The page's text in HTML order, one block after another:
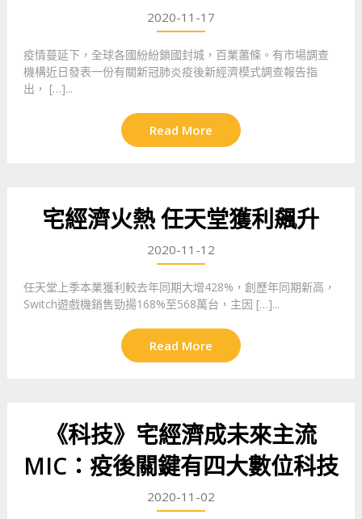
2020-11-17
疫情蔓延下，全球各國紛紛鎖國封城，百業蕭條。有市場調查
機構近日發表一份有關新冠肺炎疫後新經濟模式調查報告指
出， […]...
Read More
宅經濟火熱 任天堂獲利飆升
2020-11-12
任天堂上季本業獲利較去年同期大增428%，創歷年同期新高，
Switch遊戲機銷售勁揚168%至568萬台，主因 […]...
Read More
《科技》宅經濟成未來主流
MIC：疫後關鍵有四大數位科技
2020-11-02